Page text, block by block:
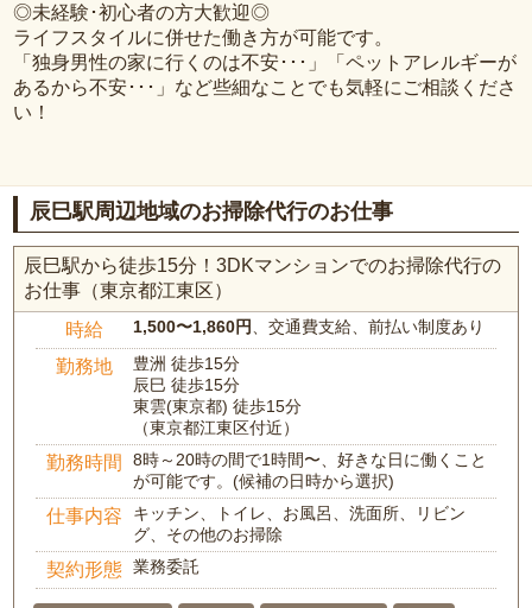
◎未経験･初心者の方大歓迎◎
ライフスタイルに併せた働き方が可能です。
「独身男性の家に行くのは不安･･･」「ペットアレルギーが
あるから不安･･･」など些細なことでも気軽にご相談くださ
い！
辰巳駅周辺地域のお掃除代行のお仕事
辰巳駅から徒歩15分！3DKマンションでのお掃除代行の
お仕事（東京都江東区）
時給 1,500〜1,860円、交通費支給、前払い制度あり
勤務地
豊洲 徒歩15分
辰巳 徒歩15分
東雲(東京都) 徒歩15分
（東京都江東区付近）
勤務時間
8時～20時の間で1時間〜、好きな日に働くこと
が可能です。(候補の日時から選択)
仕事内容
キッチン、トイレ、お風呂、洗面所、リビン
グ、その他のお掃除
契約形態 業務委託